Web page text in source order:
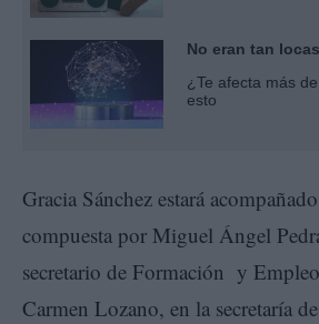
No eran tan locas
¿Te afecta más
esto
Gracia Sánchez estará
compuesta por Miguel Ángel
secretario de Formación y
Carmen Lozano, en la secretaría